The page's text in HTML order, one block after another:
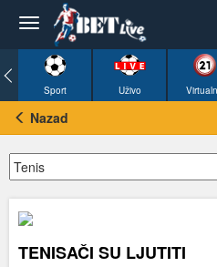
Sport Uživo
Nazad
TENISAČI SU LJUTITI